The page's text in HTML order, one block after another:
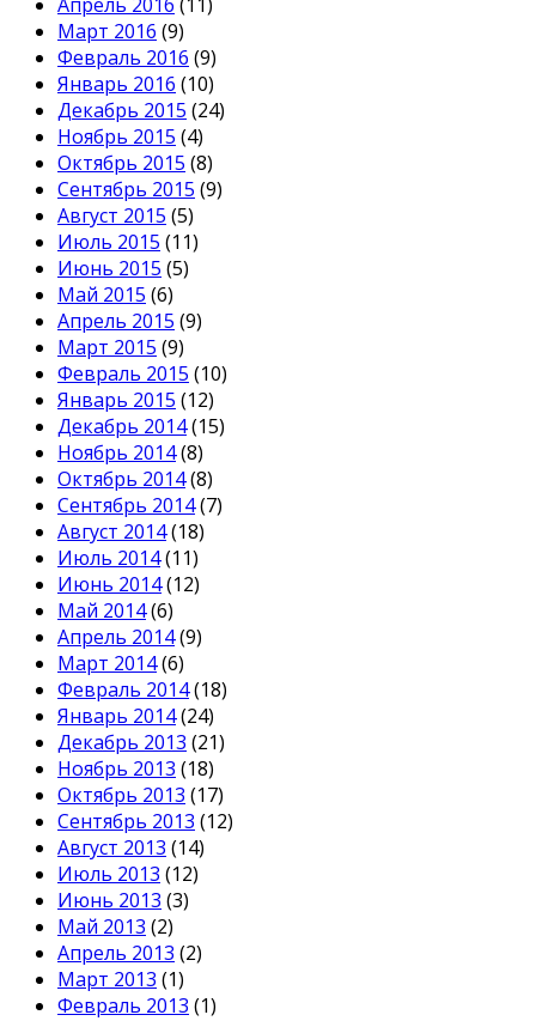
Март 2016 (9)
Февраль 2016 (9)
Январь 2016 (10)
Декабрь 2015 (24)
Ноябрь 2015 (4)
Октябрь 2015 (8)
Сентябрь 2015 (9)
Август 2015 (5)
Июль 2015 (11)
Июнь 2015 (5)
Май 2015 (6)
Апрель 2015 (9)
Март 2015 (9)
Февраль 2015 (10)
Январь 2015 (12)
Декабрь 2014(15)
Ноябрь 2014(8)
Октябрь 2014(8)
Сентябрь 2014(7)
Август 2014(18)
Июль 2014(11)
Июнь 2014(12)
Май 2014(6)
Апрель 2014(9)
Март 2014(6)
Февраль 2014(18)
Январь 2014(24)
Декабрь 2013 (21)
Ноябрь 2013 (18)
Октябрь 2013 (17)
Сентябрь 2013 (12)
Август 2013 (14)
Июль 2013 (12)
Июнь 2013 (3)
Май 2013 (2)
Апрель 2013 (2)
Март 2013 (1)
Февраль 2013 (1)